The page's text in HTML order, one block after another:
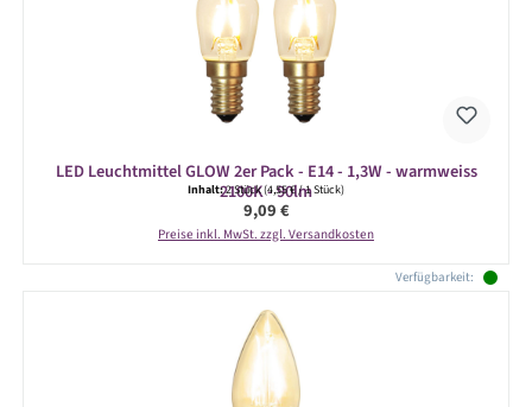
LED Leuchtmittel GLOW 2er Pack - E14 - 1,3W - warmweiss
2100K - 90lm
Inhalt:2 Stück(4,55 € / 1 Stück)
Regulärer Preis:
9,09 €
Preise inkl. MwSt. zzgl. Versandkosten
Verfügbarkeit: